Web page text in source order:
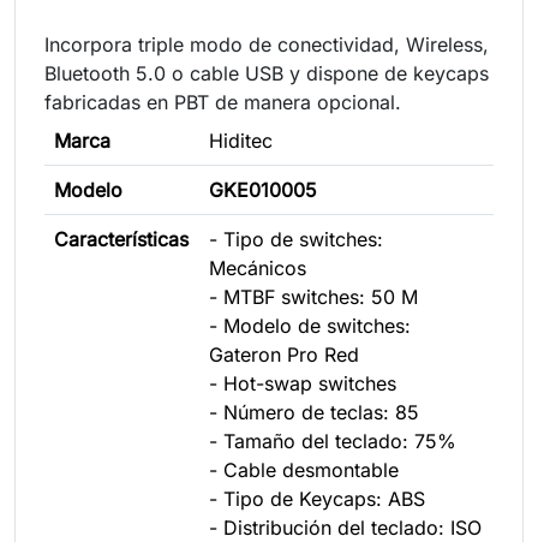
Incorpora triple modo de conectividad, Wireless,
Bluetooth 5.0 o cable USB y dispone de keycaps
fabricadas en PBT de manera opcional.
Marca
Hiditec
Modelo GKE010005
Características
- Tipo de switches:
Mecánicos
- MTBF switches: 50 M
- Modelo de switches:
Gateron Pro Red
- Hot-swap switches
- Número de teclas: 85
- Tamaño del teclado: 75%
- Cable desmontable
- Tipo de Keycaps: ABS
- Distribución del teclado: ISO